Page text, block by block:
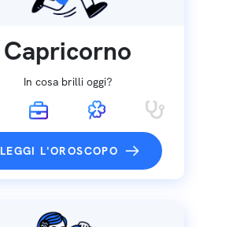
Capricorno
In cosa brilli oggi?
LEGGI L'OROSCOPO